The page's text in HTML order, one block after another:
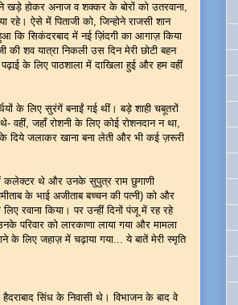
खड़े होकर अनाज व शक्कर के बोरों को उतरवाना,
ऐसे में पिताजी को, जिन्होने राजसी शान
कि सिकंदरबाद में नई ज़िंदगी का आगाज़ किया
शव यात्रा निकली उस दिन मेरी छोटी बहन
के लिए पाठशाला में दाखिला हुई और हम वहीं
के लिए सुरंगें बनाईं गई थीं। बड़े शाही चबूतरों
वहीं, जहाँ रोशनी के लिए कोई रोशनदान न था,
दिये जलाकर खाना बना लेती और भी कई ज़रूरी
कलेक्टर थे और उनके सुपुत्र राम छुगाणी
के भाई अजीताब बच्चन की पत्नी) को और
रवाना किया। पर उन्हीं दिनों पंजू में रह रहे
परिवार को लारकाणा लाया गया और मामला
के लिए जहाज़ में चढ़ाया गया... ये बातें मेरी स्मृति
सिंध के निवासी थे। विभाजन के बाद वे